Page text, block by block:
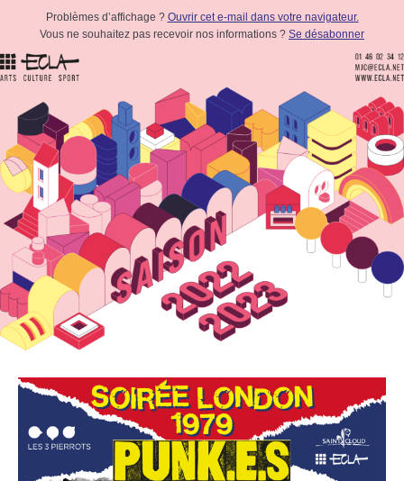
Problèmes d’affichage ? Ouvrir cet e-mail dans votre navigateur.
Vous ne souhaitez pas recevoir nos informations ? Se désabonner